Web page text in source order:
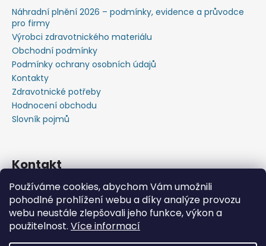
Používáme cookies, abychom Vám umožnili
pohodlné prohlížení webu a díky analýze provozu
webu neustále zlepšovali jeho funkce, výkon a
použitelnost. Více informací
Náhradní plnění 2026 – podmínky, evidence a průvodce
pro firmy
Výrobci zdravotnického materiálu
Obchodní podmínky
Podmínky ochrany osobních údajů
Kontakty
Zdravotnické potřeby
Hodnocení obchodu
Slovník pojmů
Kontakt
+420603583759 ,+420734720049
https://www.facebook.com/profile.php?id=615793934
37445
https://www.youtube.com/@michalverner7685